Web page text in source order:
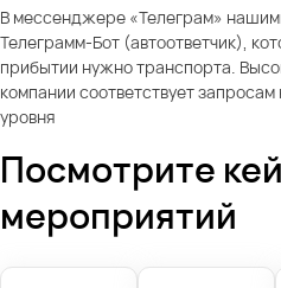
В мессенджере «Телеграм»
Телеграмм-Бот (автоответчик),
прибытии нужно транспорта.
компании соответствует запросам
уровня
Посмотрите
мероприятий